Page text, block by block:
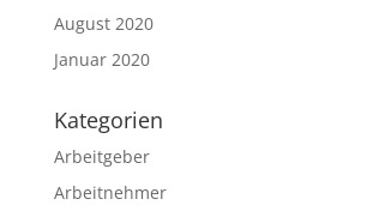
August 2020
Januar 2020
Kategorien
Arbeitgeber
Arbeitnehmer